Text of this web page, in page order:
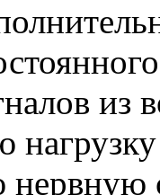
из
нагрузку
нервную